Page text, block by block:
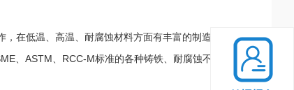
在低温、高温、耐腐蚀材料方面有丰富的制造经
、ASTM、RCC-M标准的各种铸铁、耐腐蚀不锈